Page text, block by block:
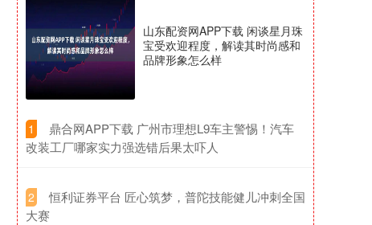
山东配资网APP下载 闲谈星月珠
宝受欢迎程度，解读其时尚感和
品牌形象怎么样
1
​鼎合网APP下载 广州市理想L9车主警惕！汽车
改装工厂哪家实力强选错后果太吓人
2
​恒利证券平台 匠心筑梦，普陀技能健儿冲刺全国
大赛